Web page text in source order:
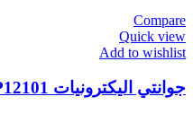
Compare
Quick view
Add to wishlist
جوانتي اليكترونيات TSP12101 توتال